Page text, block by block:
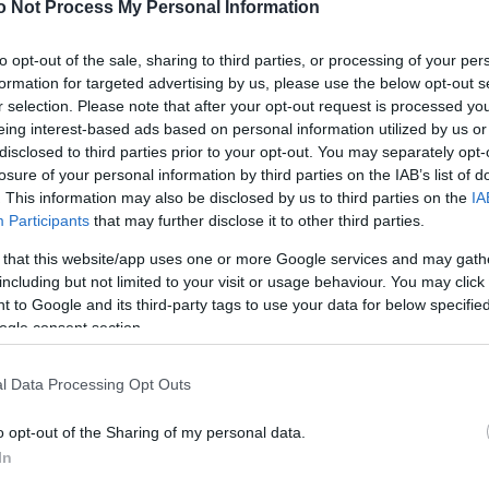
Not Process My Personal Information
opt-out of the sale, sharing to third parties, or processing of your
for targeted advertising by us, please use the below opt-out
selection. Please note that after your opt-out request is processed
interest-based ads based on personal information utilized by us
to third parties prior to your opt-out. You may separately
of your personal information by third parties on the IAB’s list of
This information may also be disclosed by us to third parties on the
Participants that may further disclose it to other third parties.
that this website/app uses one or more Google services and may
but not limited to your visit or usage behaviour. You may
to Google and its third-party tags to use your data for below
consent section.
Data Processing Opt Outs
opt-out of the Sharing of my personal data.
elemzésével készült. A résztvevők közül 476-an
452 idősebb, demenciával nem küzdő személy
Alzheimer-kórral már korábban összefüggésbe
koncentrálva elemezték. A kutatók arra jutottak,
fehérje szoros összefüggésben van az enyhe
élő, illetve Alzheimer-kóros embereknél
a szakemberek megnézték, hogy ezen fehérjék
előre jelezni, hogy az MCI-vel élők közül kinél
kór. A kutatók tíz fehérjét azonosítottak,
jelenléte 87 százalékos pontossággal képes
az enyhe kognitív zavar Alzheimer-kórrá alakul-e a
és a figyelmet érintő problémák. Az MCI-vel
munkatársa, Simon Lovestone, a tanulmány
12:56
a
11:15
Nem is
Tanár Úr
AZ